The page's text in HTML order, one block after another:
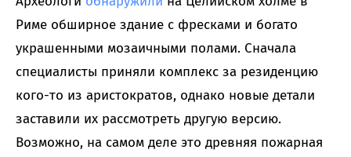
Риме обширное здание с фресками и богато
украшенными мозаичными полами. Сначала
специалисты приняли комплекс за резиденцию
кого-то из аристократов, однако новые детали
заставили их рассмотреть другую версию.
Возможно, на самом деле это древняя пожарная